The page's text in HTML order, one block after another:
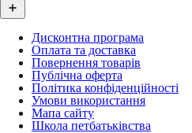
Дисконтна програма
Оплата та доставка
Повернення товарів
Публічна оферта
Політика конфіденційності
Умови використання
Мапа сайту
Школа петбатьківства